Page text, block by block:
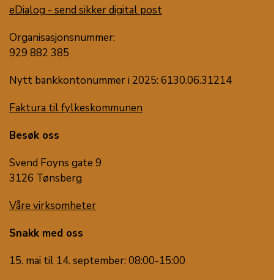
eDialog - send sikker digital post
Organisasjonsnummer:
929 882 385
Nytt bankkontonummer i 2025: 6130.06.31214
Faktura til fylkeskommunen
Besøk oss
Svend Foyns gate 9
3126 Tønsberg
Våre virksomheter
Snakk med oss
15. mai til 14. september: 08:00-15:00